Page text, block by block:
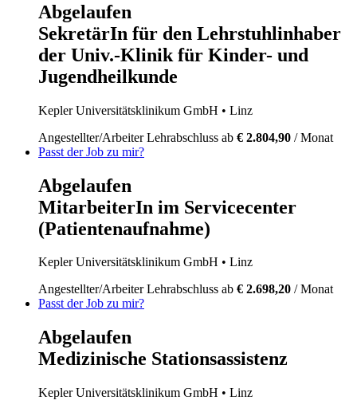
Abgelaufen
SekretärIn für den Lehrstuhlinhaber
der Univ.-Klinik für Kinder- und
Jugendheilkunde
Kepler Universitätsklinikum GmbH • Linz
Angestellter/ArbeiterLehrabschluss ab € 2.804,90 / Monat
Passt der Job zu mir?
Abgelaufen
MitarbeiterIn im Servicecenter
(Patientenaufnahme)
Kepler Universitätsklinikum GmbH • Linz
Angestellter/ArbeiterLehrabschluss ab € 2.698,20 / Monat
Passt der Job zu mir?
Abgelaufen
Medizinische Stationsassistenz
Kepler Universitätsklinikum GmbH • Linz